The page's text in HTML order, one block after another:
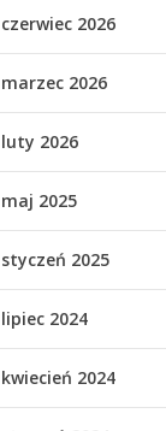
czerwiec 2026
marzec 2026
luty 2026
maj 2025
styczeń 2025
lipiec 2024
kwiecień 2024